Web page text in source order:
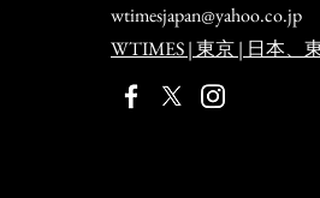
wtimesjapan@yahoo.co.jp
WTIMES | 東京 | 日本、